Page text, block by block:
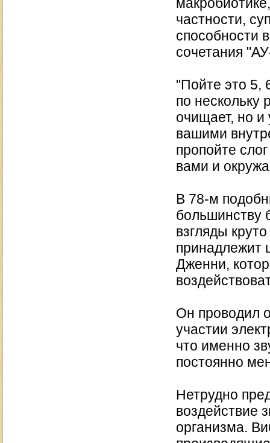
частности,
способности
сочетания
"Пойте это 5,
по нескольку
очищает, но
вашими
пропойте
вами и
В 78-м
большинству
взгляды
принадлежит
Дженни,
Он проводил
участии
что именно
постоянно
Нетрудно
воздействие
организма.